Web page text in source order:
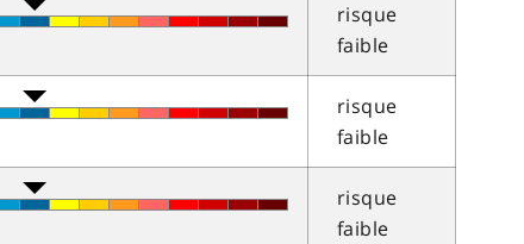
risque
faible
risque
faible
risque
faible